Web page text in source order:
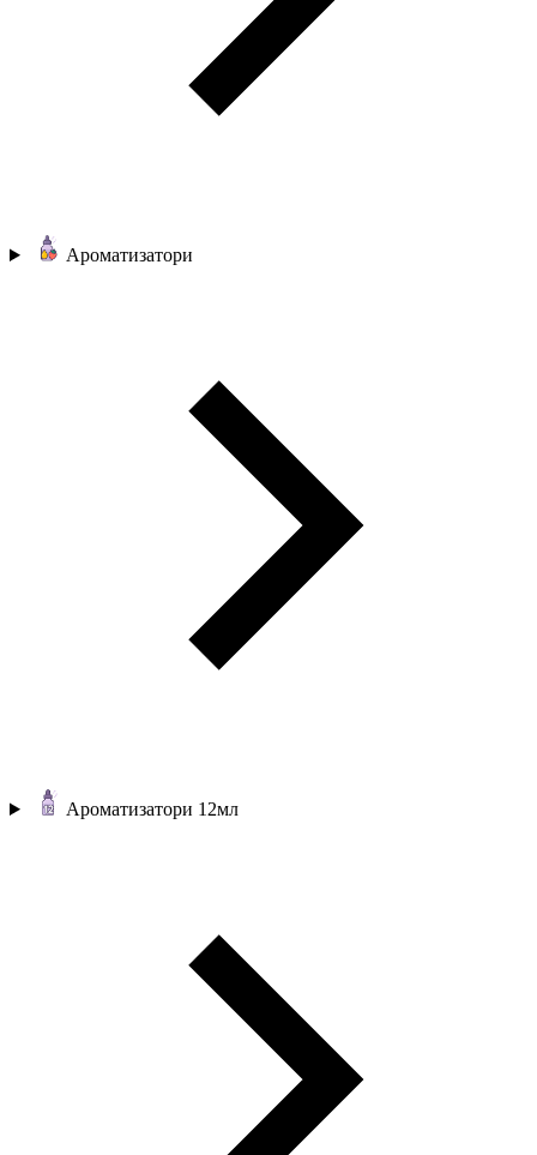
Ароматизатори
Ароматизатори 12мл